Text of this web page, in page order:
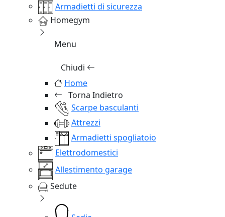
Armadietti di sicurezza
Homegym
Menu
Chiudi
Home
Torna Indietro
Scarpe basculanti
Attrezzi
Armadietti spogliatoio
Elettrodomestici
Allestimento garage
Sedute